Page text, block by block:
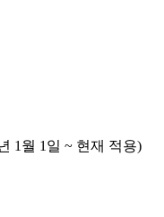
1월 1일 ~ 현재 적용)